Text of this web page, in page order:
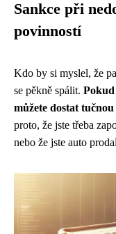
Sankce při
povinností
Kdo by si myslel, že
se pěkně spálit. Pokud
můžete dostat
proto, že jste třeba
nebo že jste auto